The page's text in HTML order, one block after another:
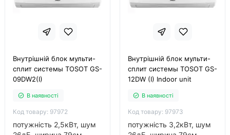
Внутрішній блок мульти-
сплит системы TOSOT GS-
09DW2(I)
В наявності
Код товару: 97972
потужність 2,5кВт, шум
Внутрішній блок мульти-
сплит системы TOSOT GS-
12DW (I) Indoor unit
В наявності
Код товару: 97973
потужність 3,2кВт, шум